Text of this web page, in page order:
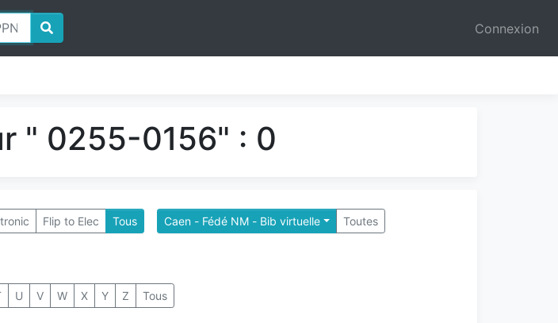
Connexion
" 0255-0156" : 0
Flip to Elec Tous Caen - Fédé NM - Bib virtuelle Toutes
U V W X Y Z Tous